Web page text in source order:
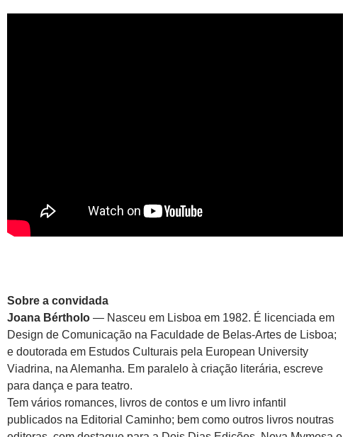
Sobre a convidada
Joana Bértholo — Nasceu em Lisboa em 1982. É licenciada em
Design de Comunicação na Faculdade de Belas-Artes de Lisboa;
e doutorada em Estudos Culturais pela European University
Viadrina, na Alemanha. Em paralelo à criação literária, escreve
para dança e para teatro.
Tem vários romances, livros de contos e um livro infantil
publicados na Editorial Caminho; bem como outros livros noutras